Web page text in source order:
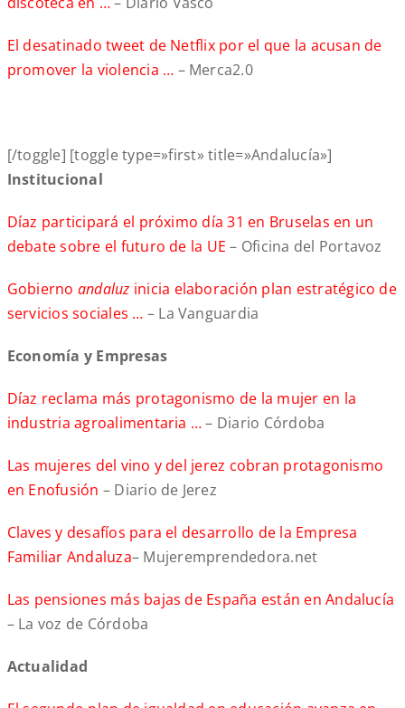
El desatinado tweet de Netflix por el que la acusan de
promover la violencia … – Merca2.0
[/toggle] [toggle type=»first» title=»Andalucía»]
Institucional
Díaz participará el próximo día 31 en Bruselas en un
debate sobre el futuro de la UE – Oficina del Portavoz
Gobierno andaluz inicia elaboración plan estratégico de
servicios sociales … – La Vanguardia
Economía y Empresas
Díaz reclama más protagonismo de la mujer en la
industria agroalimentaria …– Diario Córdoba
Las mujeres del vino y del jerez cobran protagonismo
en Enofusión – Diario de Jerez
Claves y desafíos para el desarrollo de la Empresa
Familiar Andaluza– Mujeremprendedora.net
Las pensiones más bajas de España están en Andalucía
– La voz de Córdoba
Actualidad